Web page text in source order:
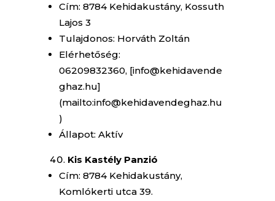
Cím: 8784 Kehidakustány, Kossuth
Lajos 3
Tulajdonos: Horváth Zoltán
Elérhetőség:
06209832360, [info@kehidavende
ghaz.hu]
(mailto:info@kehidavendeghaz.hu
)
Állapot: Aktív
Kis Kastély Panzió
Cím: 8784 Kehidakustány,
Komlókerti utca 39.